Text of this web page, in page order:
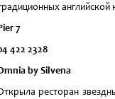
английской
7
422 2328
by Silvena
ресторан